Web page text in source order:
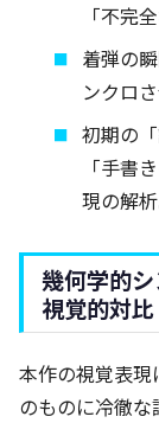
「不完
着弾の
ンクロ
初期の
「手書
現の解析
幾何学的
視覚的対比
本作の視覚表
のものに冷徹